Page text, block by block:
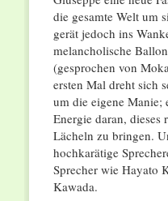
die gesamte Welt um
gerät jedoch ins
melancholische
(gesprochen von
ersten Mal dreht sich
um die eigene Manie;
Energie daran, dieses
Lächeln zu bringen.
hochkarätige
Sprecher wie Hayato
Kawada.